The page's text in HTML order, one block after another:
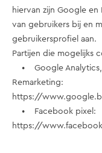
hiervan zijn Google
van gebruikers bij en
gebruikersprofiel aan.
Partijen die mogelijks
• Google Analytics,
Remarketing:
https://
• Facebook pixel:
https://